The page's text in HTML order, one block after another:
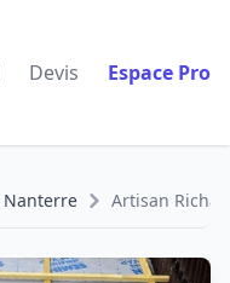
Devis Espace Pro
Nanterre Artisan